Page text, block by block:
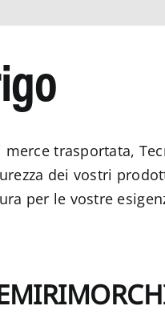
trasportata,
dei vostri
per le vostre